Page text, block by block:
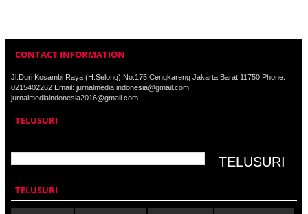
CONTACT INFORMATION
Jl.Duri Kosambi Raya (H.Selong) No.175 Cengkareng Jakarta Barat 11750 Phone:
0215402262 Email: jurnalmedia.indonesia@gmail.com
jurnalmediaindonesia2016@gmail.com
TELUSURI
TELUSURI